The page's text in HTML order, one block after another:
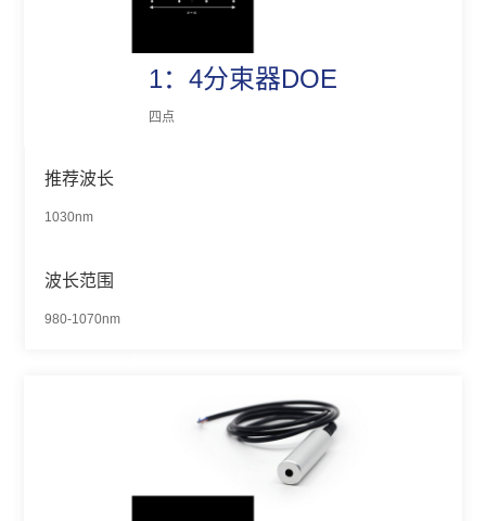
1：4分束器DOE
四点
推荐波长
1030nm
波长范围
980-1070nm